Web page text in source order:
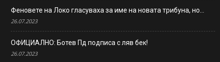
Феновете на Локо гласуваха за име на новата трибуна, но…
26.07.2023
ОФИЦИАЛНО: Ботев Пд подписа с ляв бек!
26.07.2023